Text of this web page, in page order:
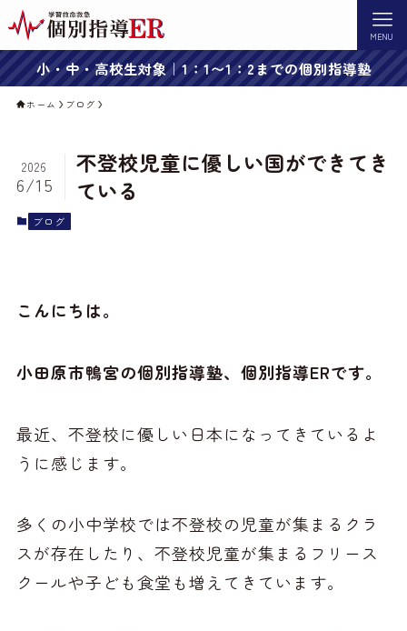
MENU
小・中・高校生対象｜1：1〜1：2までの個別指導塾
ホーム ブログ
不登校児童に優しい国ができてき
ている
2026
6/15
ブログ
こんにちは。
小田原市鴨宮の個別指導塾、個別指導ERです。
最近、不登校に優しい日本になってきているよ
うに感じます。
多くの小中学校では不登校の児童が集まるクラ
スが存在したり、不登校児童が集まるフリース
クールや子ども食堂も増えてきています。